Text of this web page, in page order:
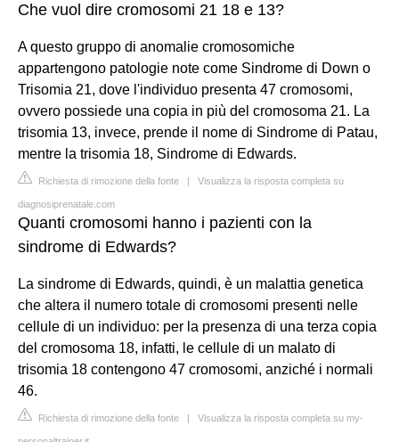
Che vuol dire cromosomi 21 18 e 13?
A questo gruppo di anomalie cromosomiche
appartengono patologie note come Sindrome di Down o
Trisomia 21, dove l'individuo presenta 47 cromosomi,
ovvero possiede una copia in più del cromosoma 21. La
trisomia 13, invece, prende il nome di Sindrome di Patau,
mentre la trisomia 18, Sindrome di Edwards.
Richiesta di rimozione della fonte | Visualizza la risposta completa su
diagnosiprenatale.com
Quanti cromosomi hanno i pazienti con la
sindrome di Edwards?
La sindrome di Edwards, quindi, è un malattia genetica
che altera il numero totale di cromosomi presenti nelle
cellule di un individuo: per la presenza di una terza copia
del cromosoma 18, infatti, le cellule di un malato di
trisomia 18 contengono 47 cromosomi, anziché i normali
46.
Richiesta di rimozione della fonte | Visualizza la risposta completa su my-